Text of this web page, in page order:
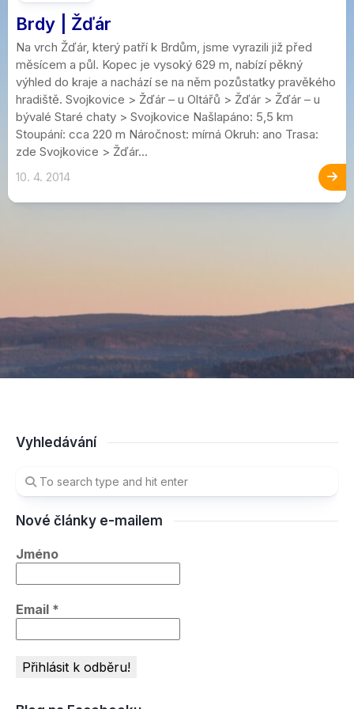
Brdy | Žďár
Na vrch Žďár, který patří k Brdům, jsme vyrazili již před
měsícem a půl. Kopec je vysoký 629 m, nabízí pěkný
výhled do kraje a nachází se na něm pozůstatky pravěkého
hradiště. Svojkovice > Žďár – u Oltářů > Žďár > Žďár – u
bývalé Staré chaty > Svojkovice Našlapáno: 5,5 km
Stoupání: cca 220 m Náročnost: mírná Okruh: ano Trasa:
zde Svojkovice > Žďár...
10. 4. 2014
Vyhledávání
Nové články e-mailem
Jméno
Email *